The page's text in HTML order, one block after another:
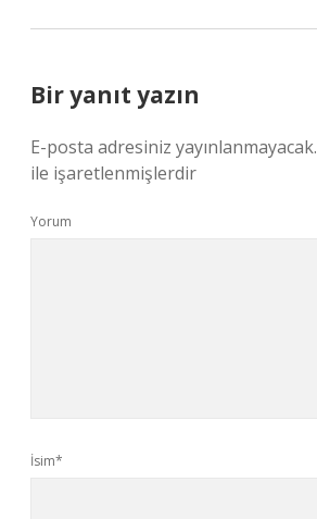
Bir yanıt yazın
E-posta adresiniz yayınlanmayacak.
ile işaretlenmişlerdir
Yorum
İsim*